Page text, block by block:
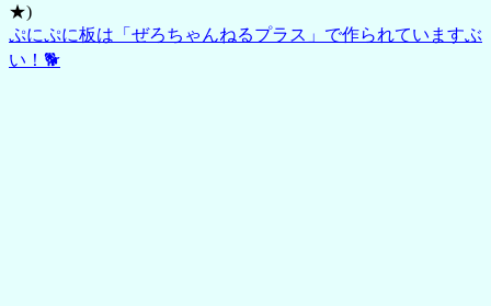
★)
ぷにぷに板は「ぜろちゃんねるプラス」で作られていますぶ
い！🐕